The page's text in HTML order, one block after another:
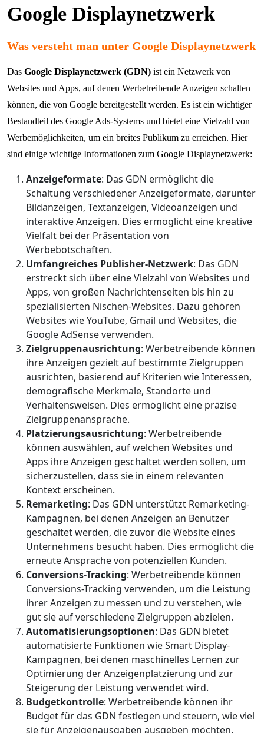
Google Displaynetzwerk
Was versteht man unter Google Displaynetzwerk
Das Google Displaynetzwerk (GDN) ist ein Netzwerk von
Websites und Apps, auf denen Werbetreibende Anzeigen schalten
können, die von Google bereitgestellt werden. Es ist ein wichtiger
Bestandteil des Google Ads-Systems und bietet eine Vielzahl von
Werbemöglichkeiten, um ein breites Publikum zu erreichen. Hier
sind einige wichtige Informationen zum Google Displaynetzwerk:
Anzeigeformate: Das GDN ermöglicht die
Schaltung verschiedener Anzeigeformate, darunter
Bildanzeigen, Textanzeigen, Videoanzeigen und
interaktive Anzeigen. Dies ermöglicht eine kreative
Vielfalt bei der Präsentation von
Werbebotschaften.
Umfangreiches Publisher-Netzwerk: Das GDN
erstreckt sich über eine Vielzahl von Websites und
Apps, von großen Nachrichtenseiten bis hin zu
spezialisierten Nischen-Websites. Dazu gehören
Websites wie YouTube, Gmail und Websites, die
Google AdSense verwenden.
Zielgruppenausrichtung: Werbetreibende können
ihre Anzeigen gezielt auf bestimmte Zielgruppen
ausrichten, basierend auf Kriterien wie Interessen,
demografische Merkmale, Standorte und
Verhaltensweisen. Dies ermöglicht eine präzise
Zielgruppenansprache.
Platzierungsausrichtung: Werbetreibende
können auswählen, auf welchen Websites und
Apps ihre Anzeigen geschaltet werden sollen, um
sicherzustellen, dass sie in einem relevanten
Kontext erscheinen.
Remarketing: Das GDN unterstützt Remarketing-
Kampagnen, bei denen Anzeigen an Benutzer
geschaltet werden, die zuvor die Website eines
Unternehmens besucht haben. Dies ermöglicht die
erneute Ansprache von potenziellen Kunden.
Conversions-Tracking: Werbetreibende können
Conversions-Tracking verwenden, um die Leistung
ihrer Anzeigen zu messen und zu verstehen, wie
gut sie auf verschiedene Zielgruppen abzielen.
Automatisierungsoptionen: Das GDN bietet
automatisierte Funktionen wie Smart Display-
Kampagnen, bei denen maschinelles Lernen zur
Optimierung der Anzeigenplatzierung und zur
Steigerung der Leistung verwendet wird.
Budgetkontrolle: Werbetreibende können ihr
Budget für das GDN festlegen und steuern, wie viel
sie für Anzeigenausgaben ausgeben möchten.